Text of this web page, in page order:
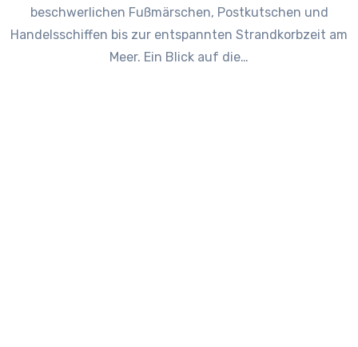
beschwerlichen Fußmärschen, Postkutschen und
Handelsschiffen bis zur entspannten Strandkorbzeit am
Meer. Ein Blick auf die…